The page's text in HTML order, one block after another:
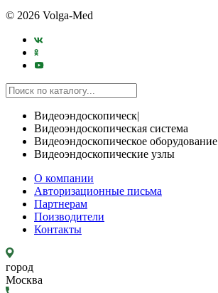
© 2026 Volga-Med
Видеоэндоскопическ|
Видеоэндоскопическая система
Видеоэндоскопическое оборудование
Видеоэндоскопические узлы
О компании
Авторизационные письма
Партнерам
Поизводители
Контакты
город
Москва